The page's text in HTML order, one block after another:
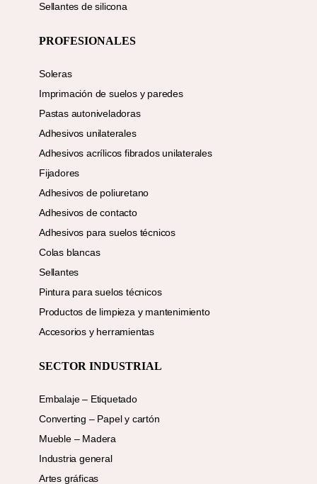
Sellantes de silicona
PROFESIONALES
Soleras
Imprimación de suelos y paredes
Pastas autoniveladoras
Adhesivos unilaterales
Adhesivos acrílicos fibrados unilaterales
Fijadores
Adhesivos de poliuretano
Adhesivos de contacto
Adhesivos para suelos técnicos
Colas blancas
Sellantes
Pintura para suelos técnicos
Productos de limpieza y mantenimiento
Accesorios y herramientas
SECTOR INDUSTRIAL
Embalaje – Etiquetado
Converting – Papel y cartón
Mueble – Madera
Industria general
Artes gráficas